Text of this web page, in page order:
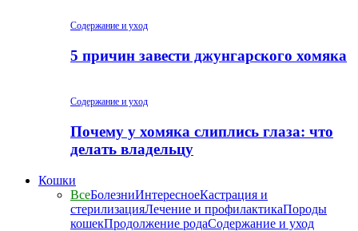
Содержание и уход
5 причин завести джунгарского хомяка
Содержание и уход
Почему у хомяка слиплись глаза: что
делать владельцу
Кошки
ВсеБолезниИнтересноеКастрация и
стерилизацияЛечение и профилактикаПороды
кошекПродолжение родаСодержание и уход